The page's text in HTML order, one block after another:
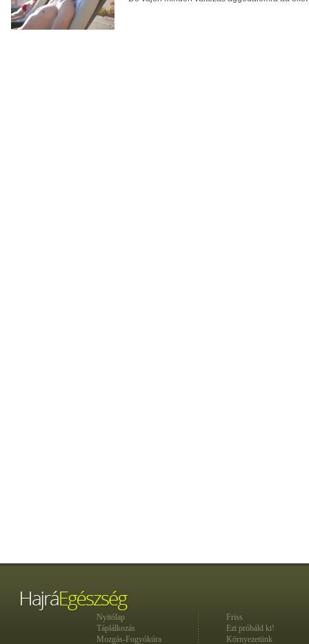
Nyitólap
Táplálkozás
Mozgás-Fogyókúra
Friss
Ezt próbáld ki!
Környezetünk